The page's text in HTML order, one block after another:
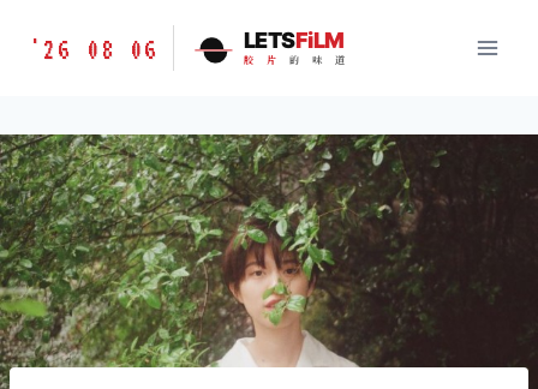
胶
味
道
LETSFILM
'26 08 06 LETSFiLM
胶 片 的 味 道